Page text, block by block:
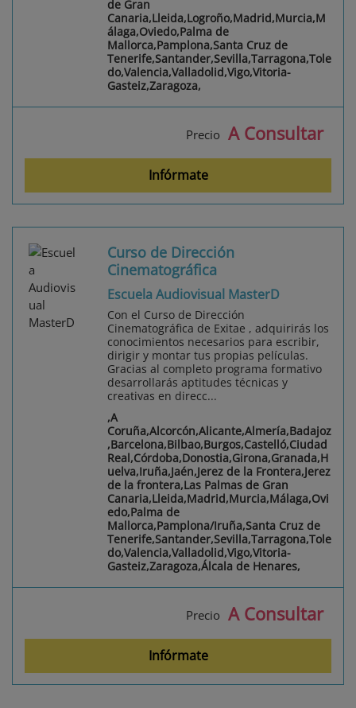
de Gran
Canaria,Lleida,Logroño,Madrid,Murcia,M
álaga,Oviedo,Palma de
Mallorca,Pamplona,Santa Cruz de
Tenerife,Santander,Sevilla,Tarragona,Tole
do,Valencia,Valladolid,Vigo,Vitoria-
Gasteiz,Zaragoza,
Precio A Consultar
Infórmate
Curso de Dirección
Cinematográfica
Escuela Audiovisual MasterD
Con el Curso de Dirección
Cinematográfica de Exitae , adquirirás los
conocimientos necesarios para escribir,
dirigir y montar tus propias películas.
Gracias al completo programa formativo
desarrollarás aptitudes técnicas y
creativas en direcc...
,A
Coruña,Alcorcón,Alicante,Almería,Badajoz
,Barcelona,Bilbao,Burgos,Castelló,Ciudad
Real,Córdoba,Donostia,Girona,Granada,H
uelva,Iruña,Jaén,Jerez de la Frontera,Jerez
de la frontera,Las Palmas de Gran
Canaria,Lleida,Madrid,Murcia,Málaga,Ovi
edo,Palma de
Mallorca,Pamplona/Iruña,Santa Cruz de
Tenerife,Santander,Sevilla,Tarragona,Tole
do,Valencia,Valladolid,Vigo,Vitoria-
Gasteiz,Zaragoza,Álcala de Henares,
Precio A Consultar
Infórmate